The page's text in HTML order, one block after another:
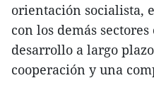
orientación socialista,
con los demás
desarrollo a largo
cooperación y una